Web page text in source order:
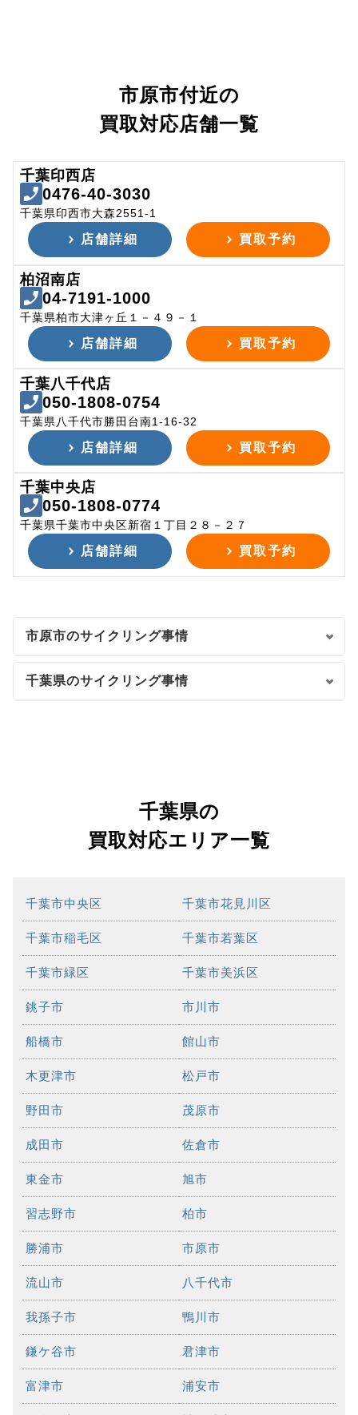
市原市付近の
買取対応店舗一覧
千葉印西店
0476-40-3030
千葉県印西市大森2551-1
店舗詳細 買取予約
柏沼南店
04-7191-1000
千葉県柏市大津ヶ丘１－４９－１
店舗詳細 買取予約
千葉八千代店
050-1808-0754
千葉県八千代市勝田台南1-16-32
店舗詳細 買取予約
千葉中央店
050-1808-0774
千葉県千葉市中央区新宿１丁目２８－２７
店舗詳細 買取予約
市原市のサイクリング事情
千葉県のサイクリング事情
千葉県の
買取対応エリア一覧
千葉市中央区 千葉市花見川区
千葉市稲毛区 千葉市若葉区
千葉市緑区 千葉市美浜区
銚子市 市川市
船橋市 館山市
木更津市 松戸市
野田市 茂原市
成田市 佐倉市
東金市 旭市
習志野市 柏市
勝浦市 市原市
流山市 八千代市
我孫子市 鴨川市
鎌ケ谷市 君津市
富津市 浦安市